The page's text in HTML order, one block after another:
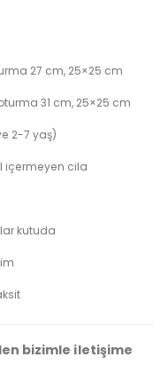
27 cm, 25×25 cm
31 cm, 25×25 cm
2-7 yaş)
içermeyen cila
kutuda
bizimle iletişime